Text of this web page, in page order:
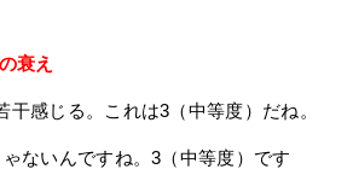
衰え
干感じる。これは3（中等度）だね。
ゃないんですね。3（中等度）です